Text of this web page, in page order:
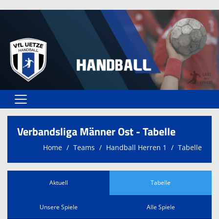
Home
Vereinsformulare
Verbandsliga Männer Ost - Tabelle
Home Teams Handball Herren 1 Tabelle
Aktuell Tabelle
Unsere Spiele Alle Spiele